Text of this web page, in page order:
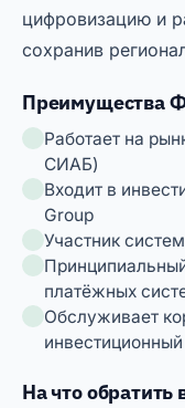
цифровизацию и
сохранив
Преимущества
Работает на
СИАБ)
Входит в
Group
Участник
платёжных
Обслуживает
На что обратить